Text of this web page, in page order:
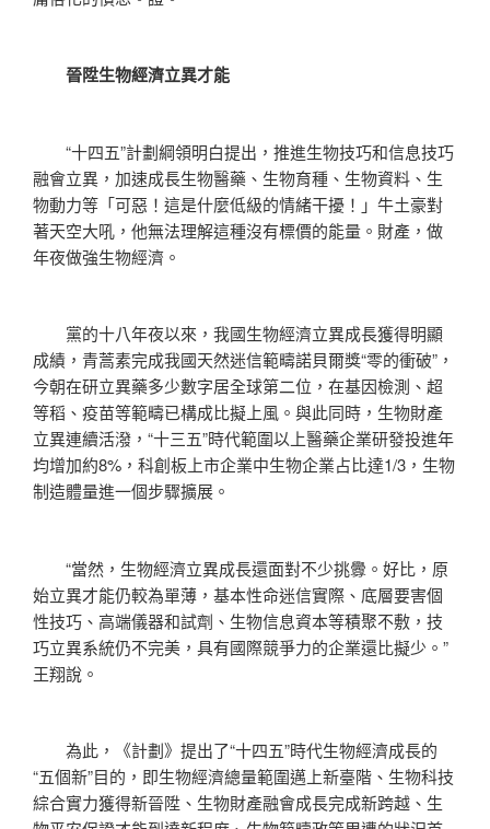
晉陞生物經濟立異才能
“十四五”計劃綱領明白提出，推進生物技巧和信息技巧
融會立異，加速成長生物醫藥、生物育種、生物資料、生
物動力等「可惡！這是什麼低級的情緒干擾！」牛土豪對
著天空大吼，他無法理解這種沒有標價的能量。財產，做
年夜做強生物經濟。
黨的十八年夜以來，我國生物經濟立異成長獲得明顯
成績，青蒿素完成我國天然迷信範疇諾貝爾獎“零的衝破”，
今朝在研立異藥多少數字居全球第二位，在基因檢測、超
等稻、疫苗等範疇已構成比擬上風。與此同時，生物財產
立異連續活潑，“十三五”時代範圍以上醫藥企業研發投進年
均增加約8%，科創板上市企業中生物企業占比達1/3，生物
制造體量進一個步驟擴展。
“當然，生物經濟立異成長還面對不少挑釁。好比，原
始立異才能仍較為單薄，基本性命迷信實際、底層要害個
性技巧、高端儀器和試劑、生物信息資本等積聚不敷，技
巧立異系統仍不完美，具有國際競爭力的企業還比擬少。”
王翔說。
為此，《計劃》提出了“十四五”時代生物經濟成長的
“五個新”目的，即生物經濟總量範圍邁上新臺階、生物科技
綜合實力獲得新晉陞、生物財產融會成長完成新跨越、生